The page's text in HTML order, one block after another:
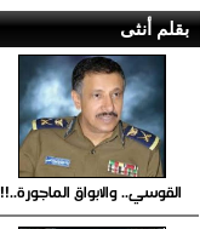
بقلم أنثى
القوسي.. والابواق الماجورة..!!